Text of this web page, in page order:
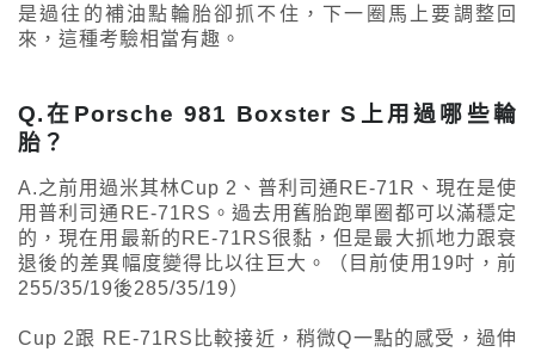
是過往的補油點輪胎卻抓不住，下一圈馬上要調整回
來，這種考驗相當有趣。
Q.在Porsche 981 Boxster S上用過哪些輪
胎？
A.之前用過米其林Cup 2、普利司通RE-71R、現在是使
用普利司通RE-71RS。過去用舊胎跑單圈都可以滿穩定
的，現在用最新的RE-71RS很黏，但是最大抓地力跟衰
退後的差異幅度變得比以往巨大。（目前使用19吋，前
255/35/19後285/35/19）
Cup 2跟 RE-71RS比較接近，稍微Q一點的感受，過伸